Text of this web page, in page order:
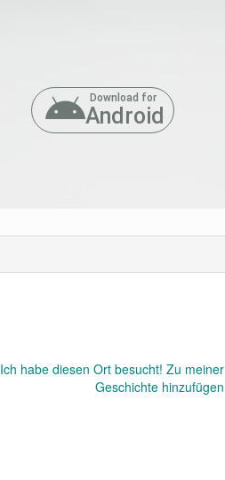
Download for
Android
Ich habe diesen Ort besucht! Zu meiner
Geschichte hinzufügen